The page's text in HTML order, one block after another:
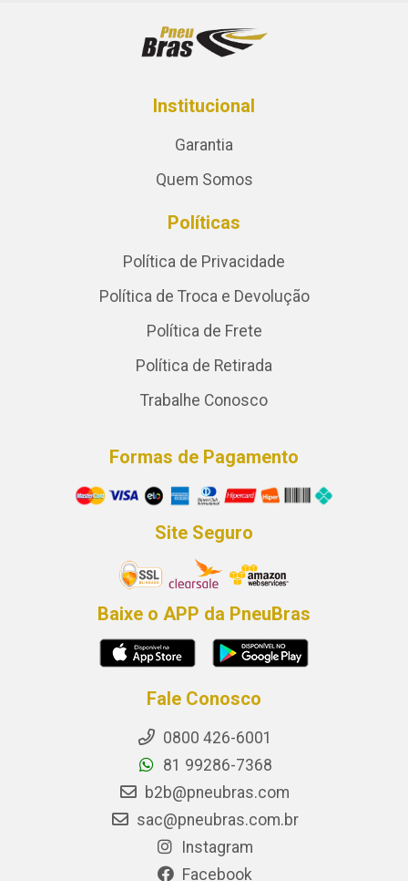
Institucional
Garantia
Quem Somos
Políticas
Política de Privacidade
Política de Troca e Devolução
Política de Frete
Política de Retirada
Trabalhe Conosco
Formas de Pagamento
Site Seguro
Baixe o APP da PneuBras
Fale Conosco
0800 426-6001
81 99286-7368
b2b@pneubras.com
sac@pneubras.com.br
Instagram
Facebook